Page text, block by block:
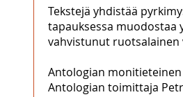
Tekstejä yhdistää
tapauksessa muodostaa
vahvistunut ruotsalainen
Antologian
Antologian toimittaja